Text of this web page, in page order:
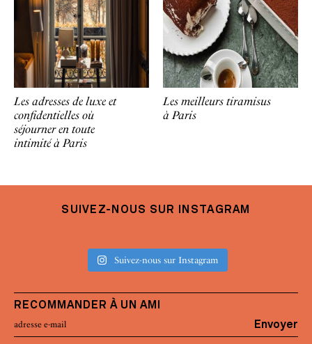
Les adresses de luxe et
confidentielles où
séjourner en toute
intimité à Paris
Les meilleurs tiramisus
à Paris
SUIVEZ-NOUS SUR INSTAGRAM
Suivez-nous sur Instagram
RECOMMANDER À UN AMI
Envoyer